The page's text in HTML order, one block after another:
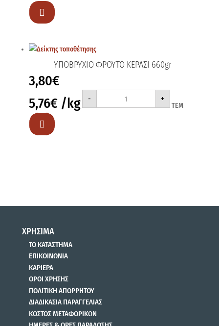

ΥΠΟΒΡΥΧΙΟ ΦΡΟΥΤΟ ΚΕΡΑΣΙ 660gr
3,80€
5,76€ /kg -
ΥΠΟΒΡΥΧΙΟ
ΚΕΡΑΣΙ
+
ΤΕΜ

ΧΡΗΣΙΜΑ
ΤΟ ΚΑΤΑΣΤΗΜΑ
ΕΠΙΚΟΙΝΩΝΙΑ
ΚΑΡΙΕΡΑ
ΟΡΟΙ ΧΡΗΣΗΣ
ΠΟΛΙΤΙΚΗ ΑΠΟΡΡΗΤΟΥ
ΔΙΑΔΙΚΑΣΙΑ ΠΑΡΑΓΓΕΛΙΑΣ
ΚΟΣΤΟΣ ΜΕΤΑΦΟΡΙΚΩΝ